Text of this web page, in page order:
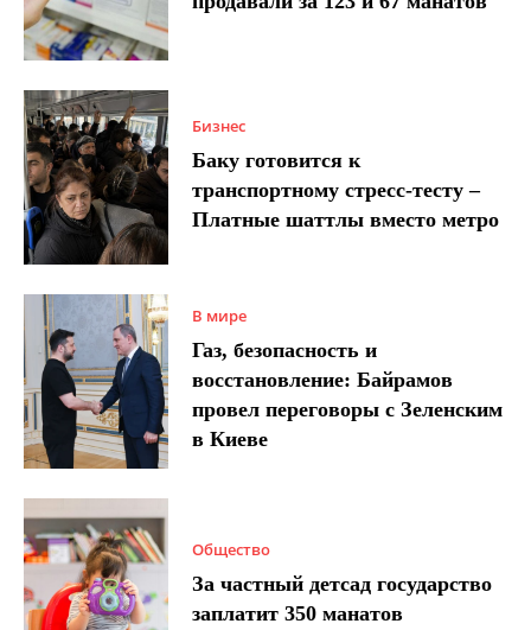
Бизнес
Баку готовится к
транспортному стресс-тесту –
Платные шаттлы вместо метро
В мире
Газ, безопасность и
восстановление: Байрамов
провел переговоры с Зеленским
в Киеве
Общество
За частный детсад государство
заплатит 350 манатов